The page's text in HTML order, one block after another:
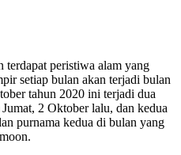
terdapat peristiwa alam yang
setiap bulan akan terjadi bulan
tahun 2020 ini terjadi dua
2 Oktober lalu, dan kedua
purnama kedua di bulan yang
.